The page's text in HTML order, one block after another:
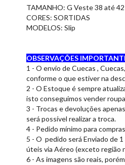
TAMANHO: G Veste 38 até 42
CORES: SORTIDAS
MODELOS: Slip
OBSERVAÇÕES
1 - O envio de Cuecas ,
conforme o que estiver na
2 - O Estoque é sempre
isto conseguimos vender
3 - Trocas e devoluções
será possível realizar a troca.
4 - Pedido mínimo para
5 - O pedido será Enviado de
úteis via Aéreo (exceto região
6 - As imagens são reais,